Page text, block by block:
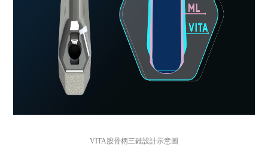
VITA股骨柄三錐設計示意圖